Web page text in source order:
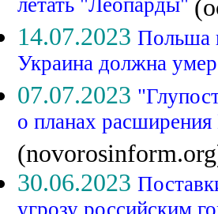
летать "Леопарды"
14.07.2023 Польша
Украина должна
07.07.2023
о планах
30.06.2023